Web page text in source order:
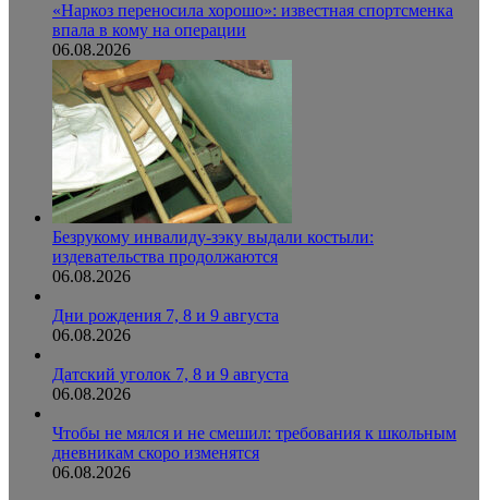
«Наркоз переносила хорошо»: известная спортсменка
впала в кому на операции
06.08.2026
Безрукому инвалиду-зэку выдали костыли:
издевательства продолжаются
06.08.2026
Дни рождения 7, 8 и 9 августа
06.08.2026
Датский уголок 7, 8 и 9 августа
06.08.2026
Чтобы не мялся и не смешил: требования к школьным
дневникам скоро изменятся
06.08.2026